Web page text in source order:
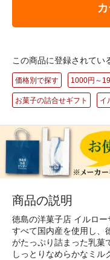
この商品に登録されてい
価格別で探す 1000円～
お菓子の詰合せギフト イ
商品の説明
徳島の洋菓子店 イルロ
すべて国内産を使用し、
がたっぷり詰まった乳菓
しっとりなめらかなミ